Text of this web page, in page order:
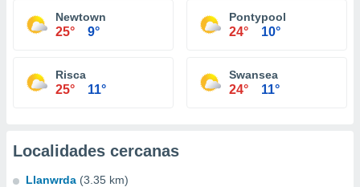
Newtown
25° 9°
Pontypool
24° 10°
Risca
25° 11°
Swansea
24° 11°
Localidades cercanas
Llanwrda (3.35 km)